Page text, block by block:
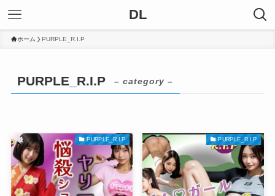
DL
ホーム PURPLE_R.I.P
PURPLE_R.I.P – category –
PURPLE_R.I.P PURPLE_R.I.P